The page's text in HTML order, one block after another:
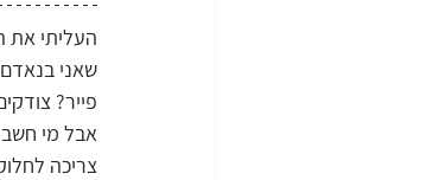
העליתי את
שאני בנאדם
פייר?
אבל מי חשב
צריכה